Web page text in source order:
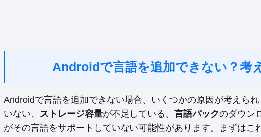
Androidで言語を追加できない？考
Androidで言語を追加できない場合、いくつかの原因が考えられ
いない、 ストレージ容量が不足している、 言語パックのダウン
がその言語をサポートしていない可能性があります。まずはこ